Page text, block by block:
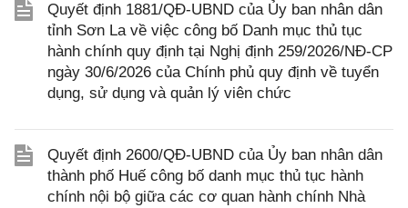
Quyết định 1881/QĐ-UBND của Ủy ban nhân dân
tỉnh Sơn La về việc công bố Danh mục thủ tục
hành chính quy định tại Nghị định 259/2026/NĐ-CP
ngày 30/6/2026 của Chính phủ quy định về tuyển
dụng, sử dụng và quản lý viên chức
Quyết định 2600/QĐ-UBND của Ủy ban nhân dân
thành phố Huế công bố danh mục thủ tục hành
chính nội bộ giữa các cơ quan hành chính Nhà